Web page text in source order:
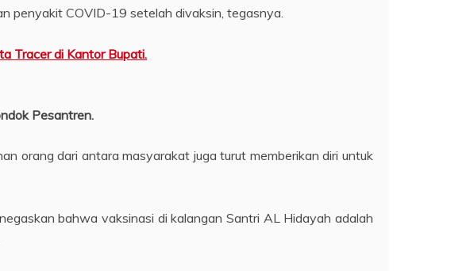
penyakit COVID-19 setelah divaksin, tegasnya.
Tracer di Kantor Bupati.
Pesantren.
orang dari antara masyarakat juga turut memberikan diri untuk
bahwa vaksinasi di kalangan Santri AL Hidayah adalah